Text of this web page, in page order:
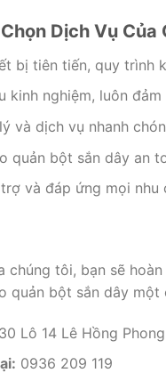
Dịch Vụ Của
bị tiên tiến, quy trình
kinh nghiệm, luôn
và dịch vụ nhanh
quản bột sắn dây an
và đáp ứng mọi nhu
chúng tôi, bạn sẽ
quản bột sắn dây một
Lô 14 Lê Hồng
0936 209 119